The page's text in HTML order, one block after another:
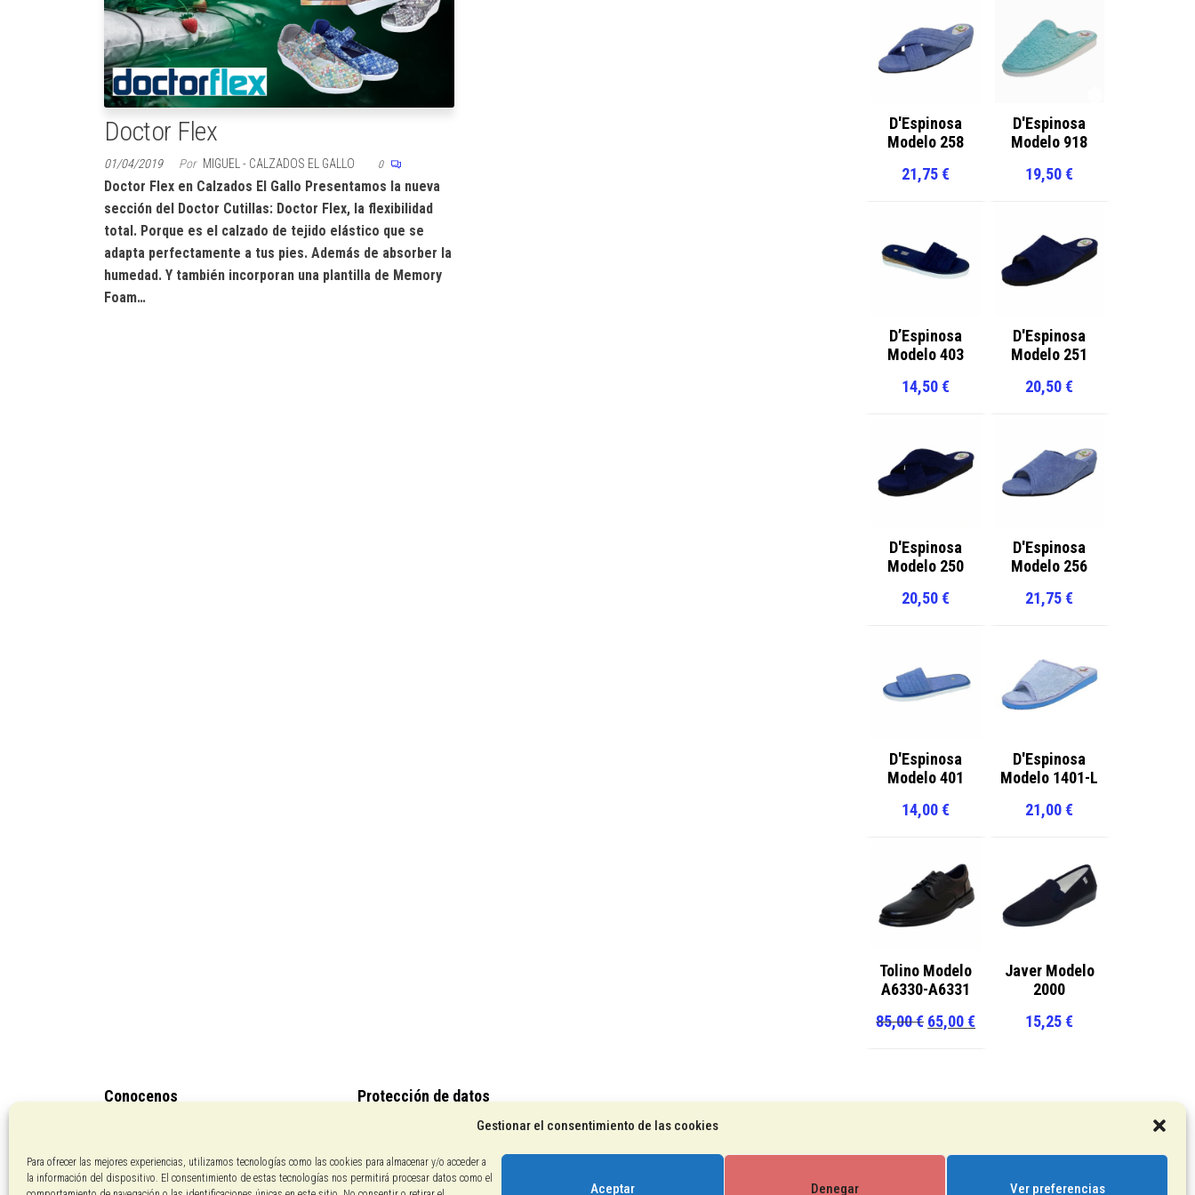
Gestionar el consentimiento de las cookies
Para ofrecer las mejores experiencias, utilizamos tecnologías como las cookies para almacenar y/o acceder a
la información del dispositivo. El consentimiento de estas tecnologías nos permitirá procesar datos como el
Aceptar Denegar Ver preferencias
Doctor Flex
01/04/2019 Por MIGUEL - CALZADOS EL GALLO 0
Doctor Flex en Calzados El Gallo Presentamos la nueva
sección del Doctor Cutillas: Doctor Flex, la flexibilidad
total. Porque es el calzado de tejido elástico que se
adapta perfectamente a tus pies. Además de absorber la
humedad. Y también incorporan una plantilla de Memory
Foam…
D'Espinosa
Modelo 258
21,75€
D'Espinosa
Modelo 918
19,50€
D’Espinosa
Modelo 403
14,50€
D'Espinosa
Modelo 251
20,50€
D'Espinosa
Modelo 250
20,50€
D'Espinosa
Modelo 256
21,75€
D'Espinosa
Modelo 401
14,00€
D'Espinosa
Modelo 1401-L
21,00€
Tolino Modelo
A6330-A6331
85,00€ El
65,00€
Javer Modelo
2000
15,25€
Conocenos
Protección de datos
Política de cookies
Aviso legal